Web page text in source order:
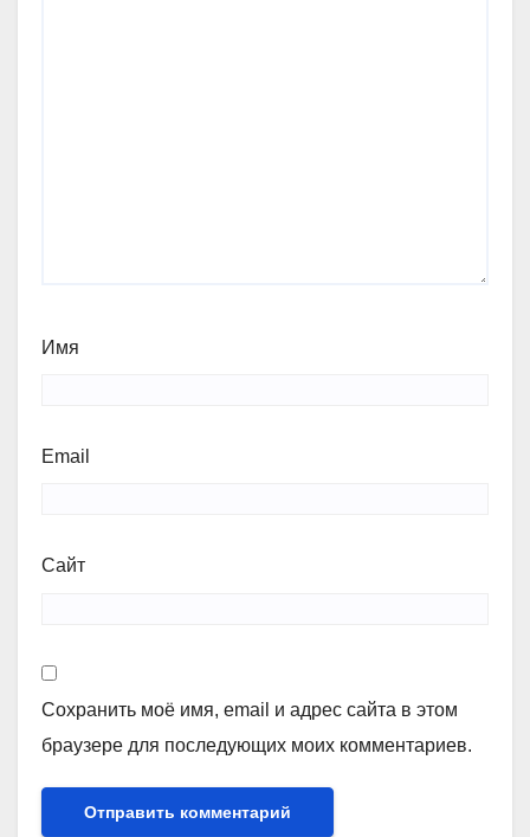
Имя
Email
Сайт
Сохранить моё имя, email и адрес сайта в этом
браузере для последующих моих комментариев.